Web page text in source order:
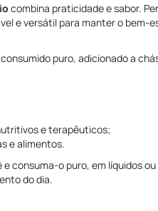
combina praticidade e sabor.
e versátil para manter o bem-
consumido puro, adicionado a
e terapêuticos;
e alimentos.
e consuma-o puro, em líquidos
do dia.